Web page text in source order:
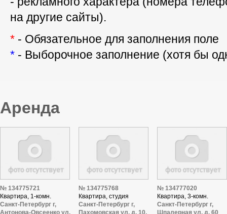
на другие сайты).
* - Обязательное для заполнения поле
* - Выборочное заполнение (хотя бы
Аренда
№ 134775721
Квартира, 1-комн.
Санкт-Петербург г,
Антонова-Овсеенко ул,
№ 134775768
Квартира, студия
Санкт-Петербург г,
Пахомовская ул, д. 10,
№ 134777020
Квартира, 3-комн.
Санкт-Петербург г,
Шпалерная ул, д. 60